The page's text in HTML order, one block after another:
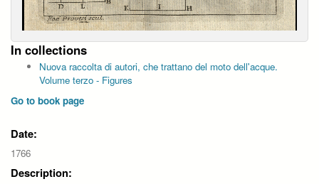
In collections
Nuova raccolta di autori, che trattano del moto dell'acque.
Volume terzo - Figures
Go to book page
Date:
1766
Description: